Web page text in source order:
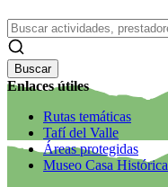
Buscar
Enlaces útiles
Rutas temáticas
Tafí del Valle
Áreas protegidas
Museo Casa Histórica